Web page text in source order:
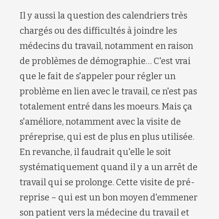
Il y aussi la question des calendriers très
chargés ou des difficultés à joindre les
médecins du travail, notamment en raison
de problèmes de démographie… C'est vrai
que le fait de s'appeler pour régler un
problème en lien avec le travail, ce n'est pas
totalement entré dans les moeurs. Mais ça
s'améliore, notamment avec la visite de
préreprise, qui est de plus en plus utilisée.
En revanche, il faudrait qu'elle le soit
systématiquement quand il y a un arrêt de
travail qui se prolonge. Cette visite de pré-
reprise – qui est un bon moyen d'emmener
son patient vers la médecine du travail et